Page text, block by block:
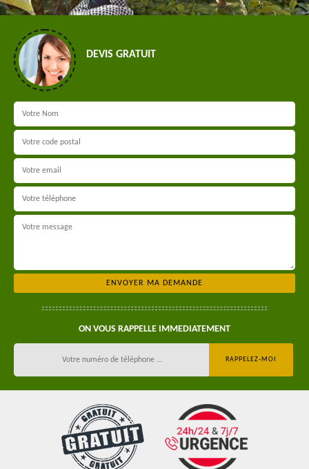
DEVIS GRATUIT
ON VOUS RAPPELLE IMMEDIATEMENT